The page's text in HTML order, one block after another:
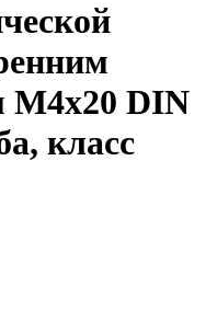
М4х20 DIN
класс